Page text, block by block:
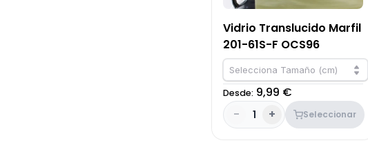
Vidrio Translucido Marfil
201-61S-F OCS96
Selecciona Tamaño (cm)
Desde: 9,99 €
-
1 + Seleccionar